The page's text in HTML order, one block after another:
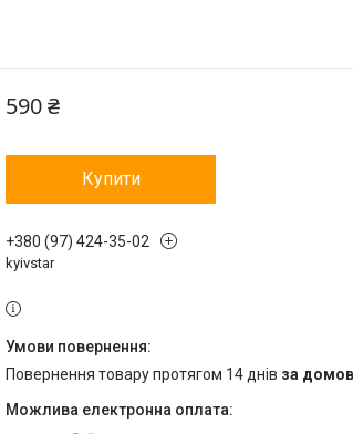
590 ₴
Купити
+380 (97) 424-35-02
kyivstar
повернення товару протягом 14 днів за